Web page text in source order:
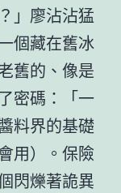
」廖沾沾猛
個藏在舊冰
舊的、像是
密碼：「一
料界的基礎
用）。保險
閃爍著詭異